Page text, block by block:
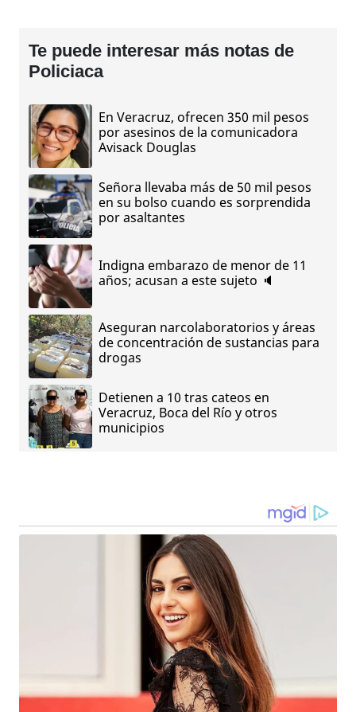
Te puede interesar más notas de
Policiaca
En Veracruz, ofrecen 350 mil pesos
por asesinos de la comunicadora
Avisack Douglas
Señora llevaba más de 50 mil pesos
en su bolso cuando es sorprendida
por asaltantes
Indigna embarazo de menor de 11
años; acusan a este sujeto 🔈
Aseguran narcolaboratorios y áreas
de concentración de sustancias para
drogas
Detienen a 10 tras cateos en
Veracruz, Boca del Río y otros
municipios